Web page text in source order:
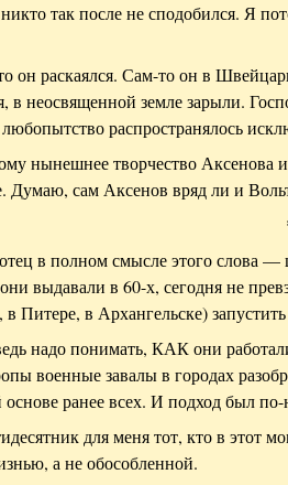
никто так после не сподобился. Я
он раскаялся. Сам-то он в
в неосвященной земле зарыли.
распространялось
нынешнее творчество Аксенова
Думаю, сам Аксенов вряд ли и
в полном смысле этого слова —
выдавали в 60-х, сегодня не
Питере, в Архангельске)
надо понимать, КАК они
военные завалы в городах
ранее всех. И подход был
для меня тот, кто в этот
а не обособленной.